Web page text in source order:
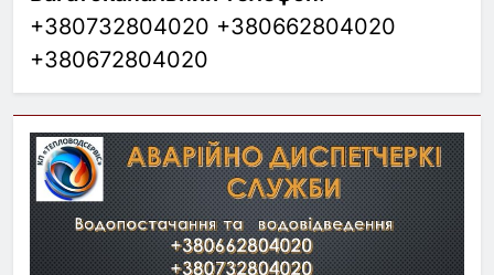
+380732804020 +380662804020
+380672804020